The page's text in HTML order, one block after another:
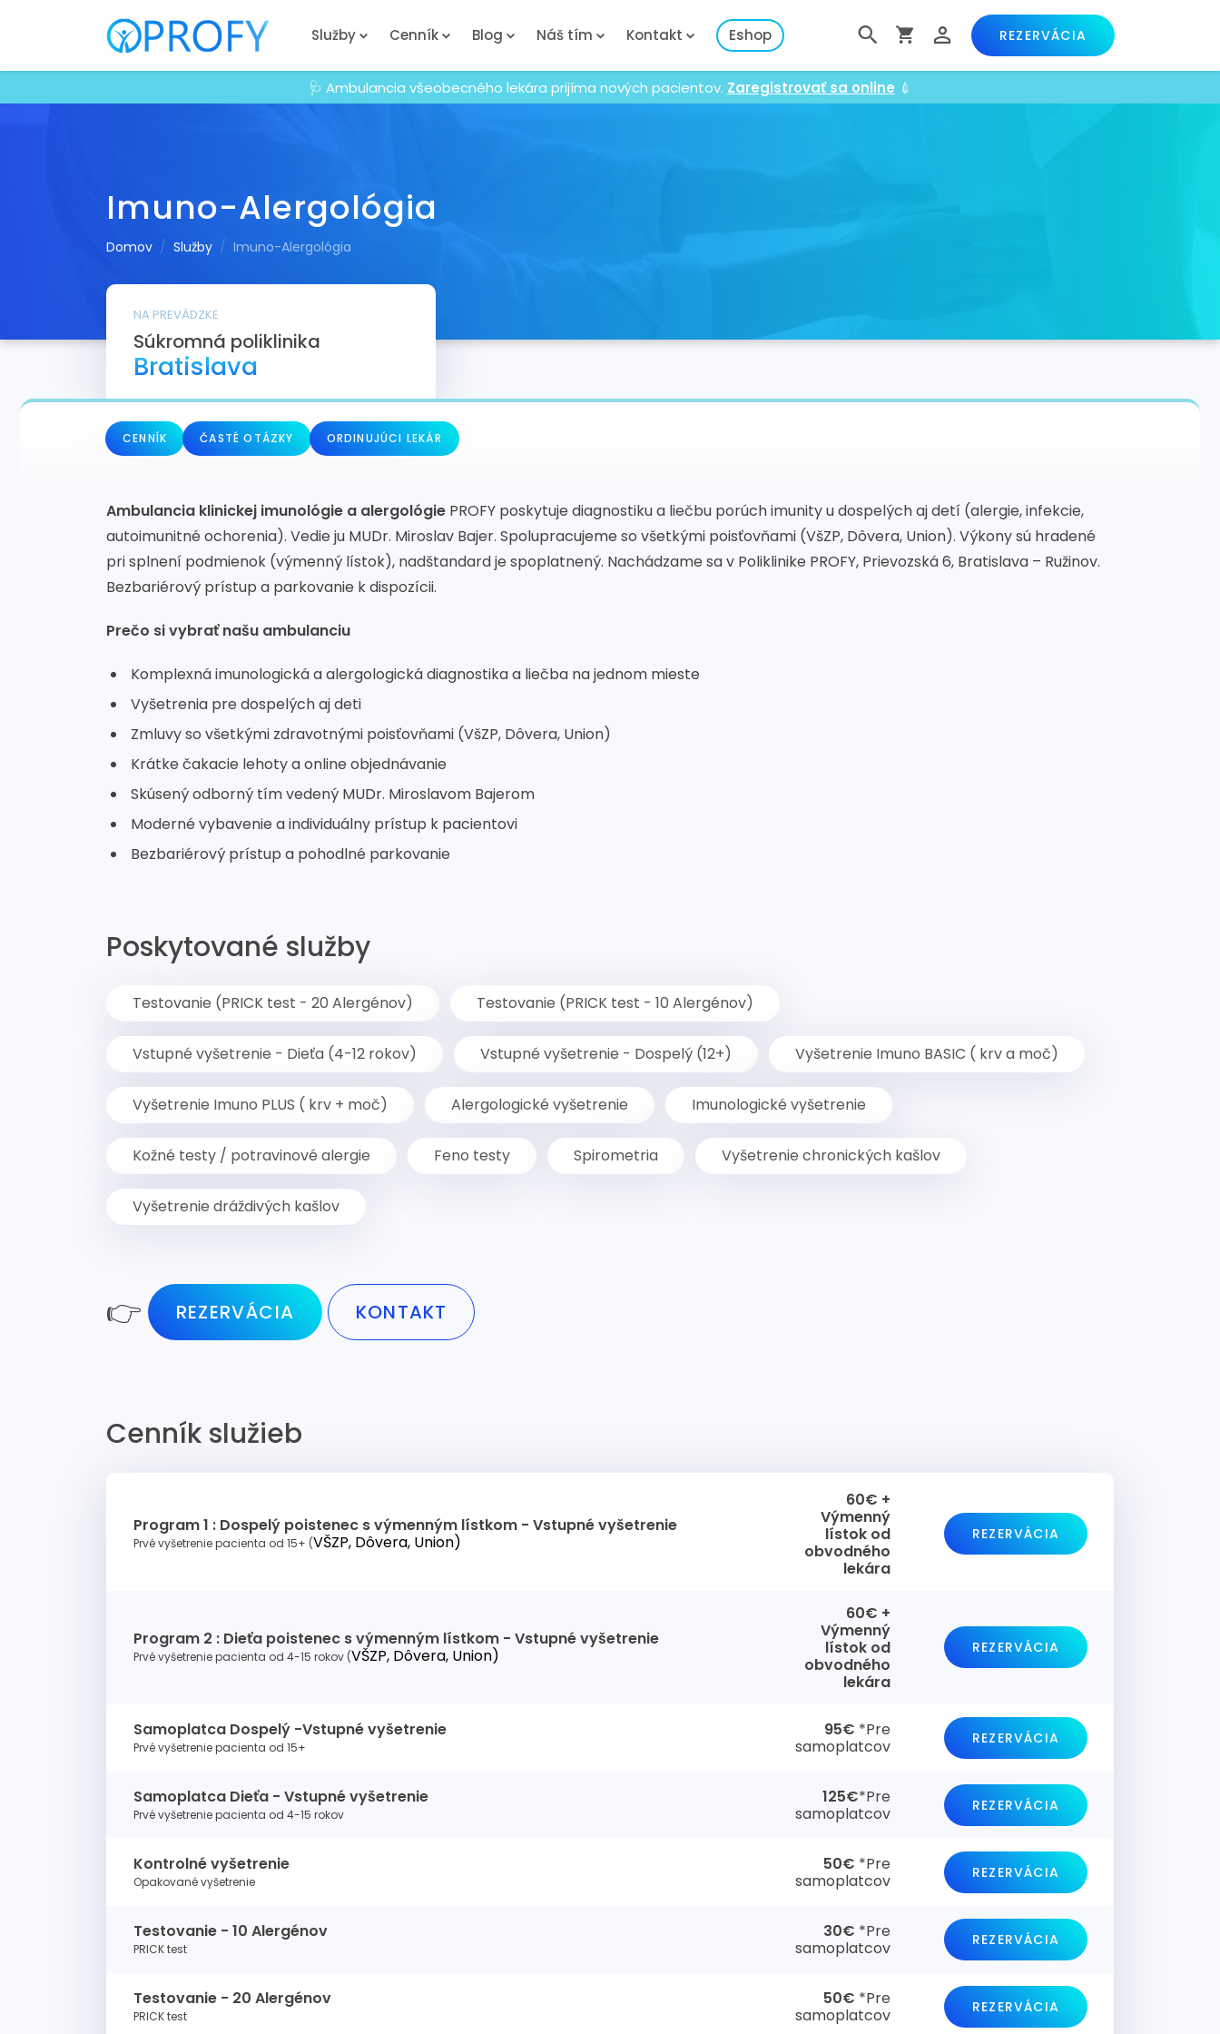
Služby Cenník Blog Náš tím Kontakt Eshop REZERVÁCIA
🩺 Ambulancia všeobecného lekára prijíma nových pacientov. Zaregistrovať sa online 💉
Imuno-Alergológia
Domov Služby Imuno-Alergológia
NA PREVÁDZKE
Súkromná poliklinika
Bratislava
CENNÍK ČASTÉ OTÁZKY ORDINUJÚCI LEKÁR
Ambulancia klinickej imunológie a alergológie PROFY poskytuje diagnostiku a liečbu porúch imunity u dospelých aj detí (alergie, infekcie,
autoimunitné ochorenia). Vedie ju MUDr. Miroslav Bajer. Spolupracujeme so všetkými poisťovňami (VšZP, Dôvera, Union). Výkony sú hradené
pri splnení podmienok (výmenný lístok), nadštandard je spoplatnený. Nachádzame sa v Poliklinike PROFY, Prievozská 6, Bratislava – Ružinov.
Bezbariérový prístup a parkovanie k dispozícii.
Prečo si vybrať našu ambulanciu
Komplexná imunologická a alergologická diagnostika a liečba na jednom mieste
Vyšetrenia pre dospelých aj deti
Zmluvy so všetkými zdravotnými poisťovňami (VšZP, Dôvera, Union)
Krátke čakacie lehoty a online objednávanie
Skúsený odborný tím vedený MUDr. Miroslavom Bajerom
Moderné vybavenie a individuálny prístup k pacientovi
Bezbariérový prístup a pohodlné parkovanie
Poskytované služby
Testovanie (PRICK test - 20 Alergénov) Testovanie (PRICK test - 10 Alergénov)
Vstupné vyšetrenie - Dieťa (4-12 rokov) Vstupné vyšetrenie - Dospelý (12+) Vyšetrenie Imuno BASIC ( krv a moč)
Vyšetrenie Imuno PLUS ( krv + moč) Alergologické vyšetrenie Imunologické vyšetrenie
Kožné testy / potravinové alergie Feno testy Spirometria Vyšetrenie chronických kašlov
Vyšetrenie dráždivých kašlov
👉 REZERVÁCIA KONTAKT
Cenník služieb
Program 1 : Dospelý poistenec s výmenným lístkom - Vstupné vyšetrenie
Prvé vyšetrenie pacienta od 15+ (VŠZP, Dôvera, Union)
60€ +
Výmenný
lístok od
obvodného
lekára
REZERVÁCIA
Program 2 : Dieťa poistenec s výmenným lístkom - Vstupné vyšetrenie
Prvé vyšetrenie pacienta od 4-15 rokov (VŠZP, Dôvera, Union)
60€ +
Výmenný
lístok od
obvodného
lekára
REZERVÁCIA
Samoplatca Dospelý -Vstupné vyšetrenie
Prvé vyšetrenie pacienta od 15+
95€ *Pre
samoplatcov
REZERVÁCIA
Samoplatca Dieťa - Vstupné vyšetrenie
Prvé vyšetrenie pacienta od 4-15 rokov
125€*Pre
samoplatcov
REZERVÁCIA
Kontrolné vyšetrenie
Opakované vyšetrenie
50€ *Pre
samoplatcov
REZERVÁCIA
Testovanie - 10 Alergénov
PRICK test
30€ *Pre
samoplatcov
REZERVÁCIA
Testovanie - 20 Alergénov
PRICK test
50€ *Pre
samoplatcov
REZERVÁCIA